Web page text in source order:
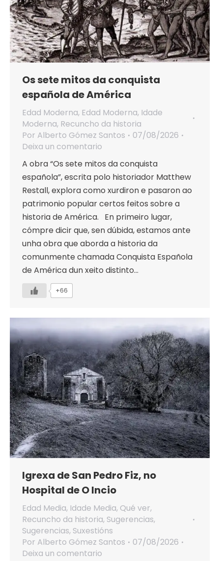
Os sete mitos da conquista
española de América
Edad Moderna, Edad Moderna, Idade
Moderna, Recuncho da historia
Por Alberto Gómez Santos
07/08/2026
Deixa un comentario
A obra “Os sete mitos da conquista
española”, escrita polo historiador Matthew
Restall, explora como xurdiron e pasaron ao
patrimonio popular certos feitos sobre a
historia de América. En primeiro lugar,
cómpre dicir que, sen dúbida, estamos ante
unha obra que aborda a historia da
comunmente chamada Conquista Española
de América dun xeito distinto…
+66
Igrexa de San Pedro Fiz, no
Hospital de O Incio
Edad Media, Idade Media, Qué ver,
Recuncho da historia, Sugerencias,
Sugerencias, Suxestións
Por Alberto Gómez Santos
07/08/2026
Deixa un comentario